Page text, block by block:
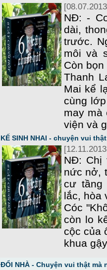
NĐ: -
dài,
trước.
môi và
Còn
Thanh
Mai kể
cùng
may mà
viện và
KẾ SINH NHAI - chuyện vui
NĐ: Chị
nức nở,
cư tầng
lắc, hòa
Cóc
còn lo
cộc của
khua
ĐỔI NHÀ - Chuyện vui thật mà